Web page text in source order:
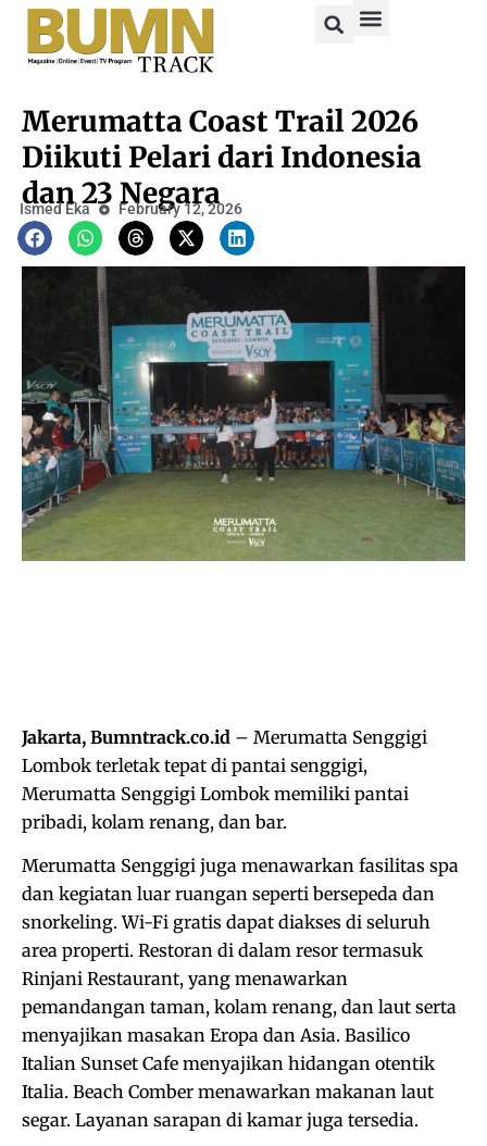
Merumatta Coast Trail 2026
Diikuti Pelari dari Indonesia
dan 23 Negara
Ismed Eka February 12, 2026
Jakarta, Bumntrack.co.id – Merumatta Senggigi
Lombok terletak tepat di pantai senggigi,
Merumatta Senggigi Lombok memiliki pantai
pribadi, kolam renang, dan bar.
Merumatta Senggigi juga menawarkan fasilitas spa
dan kegiatan luar ruangan seperti bersepeda dan
snorkeling. Wi-Fi gratis dapat diakses di seluruh
area properti. Restoran di dalam resor termasuk
Rinjani Restaurant, yang menawarkan
pemandangan taman, kolam renang, dan laut serta
menyajikan masakan Eropa dan Asia. Basilico
Italian Sunset Cafe menyajikan hidangan otentik
Italia. Beach Comber menawarkan makanan laut
segar. Layanan sarapan di kamar juga tersedia.